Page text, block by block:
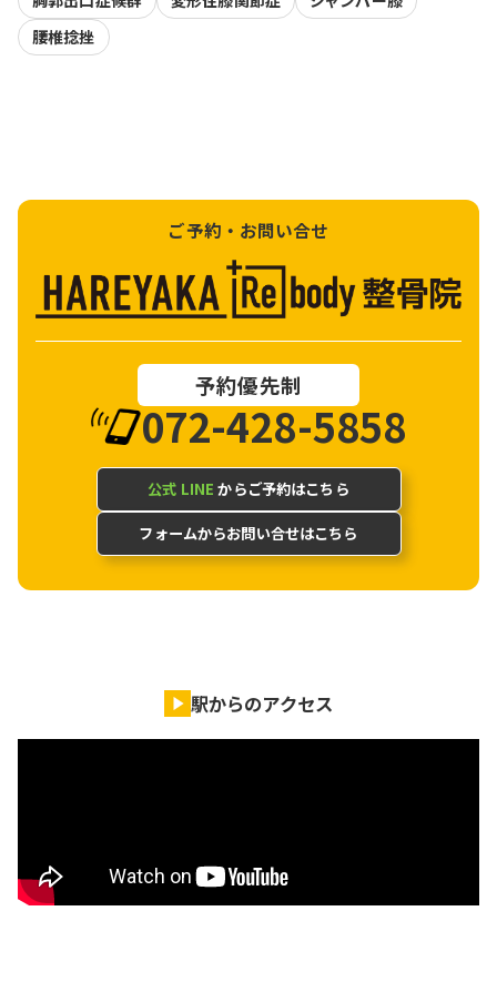
腰椎捻挫
ご予約・お問い合せ
予約優先制
072-428-5858
公式 LINE からご予約はこちら
フォームからお問い合せはこちら
駅からのアクセス